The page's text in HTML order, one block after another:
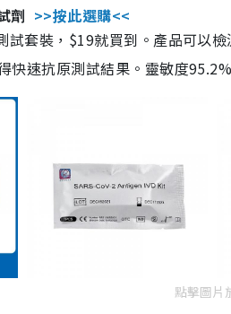
劑 >>按此選購<<
試套裝，$19就買到。產品可以
快速抗原測試結果。靈敏度
點擊圖片